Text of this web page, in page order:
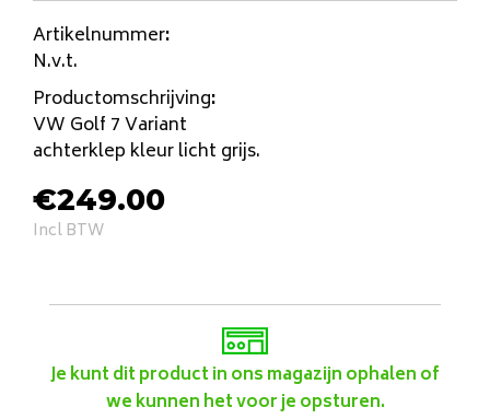
Artikelnummer:
N.v.t.
Productomschrijving:
VW Golf 7 Variant
achterklep kleur licht grijs.
€249.00
Incl BTW
Je kunt dit product in ons magazijn ophalen of
we kunnen het voor je opsturen.